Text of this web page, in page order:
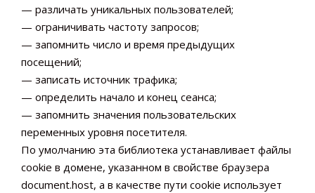
— различать уникальных пользователей;
— ограничивать частоту запросов;
— запомнить число и время предыдущих
посещений;
— записать источник трафика;
— определить начало и конец сеанса;
— запомнить значения пользовательских
переменных уровня посетителя.
По умолчанию эта библиотека устанавливает файлы
cookie в домене, указанном в свойстве браузера
document.host, а в качестве пути cookie использует